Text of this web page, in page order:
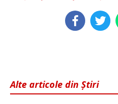
Alte articole din Știri